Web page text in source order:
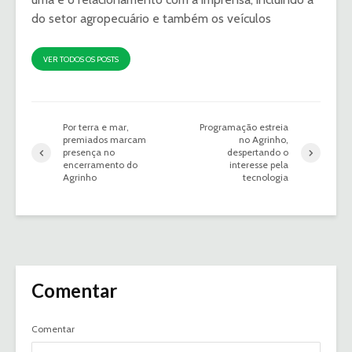
do setor agropecuário e também os veículos
VER TODOS OS POSTS
Por terra e mar,
premiados marcam
presença no
encerramento do
Agrinho
Programação estreia
no Agrinho,
despertando o
interesse pela
tecnologia
Comentar
Comentar